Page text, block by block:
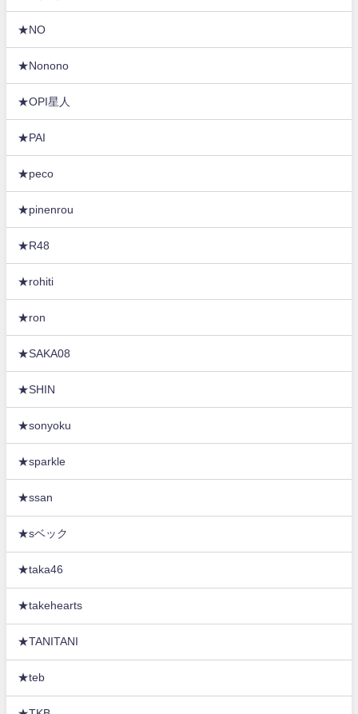
★NO
★Nonono
★OPI星人
★PAI
★peco
★pinenrou
★R48
★rohiti
★ron
★SAKA08
★SHIN
★sonyoku
★sparkle
★ssan
★sベック
★taka46
★takehearts
★TANITANI
★teb